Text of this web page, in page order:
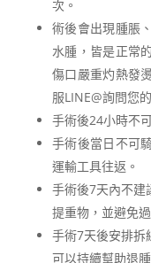
次。
術後會出現腫脹
水腫，皆是正常
傷口嚴重灼熱發
服LINE@詢問您
手術後24小時不
手術後當日不可
運輸工具往返。
手術後7天內不建
提重物，並避免
手術7天後安排拆
可以持續幫助退